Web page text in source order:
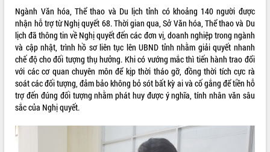
và tặng quà người dân xã Cư Pui
Hội nghị UBND tỉnh Đắk Lắk thường kỳ
tháng 7/2026
Lễ truy tặng danh hiệu “Bà Mẹ Việt
Nam Anh hùng” và trao Huân chương
Lao động
UBND tỉnh Đắk Lắk triển khai nhiệm
vụ 6 tháng cuối năm 2026
tỉnh khóa XI quyết nghị nhiều nội dung
ALBUM ẢNH
Ngành Văn hóa, Thể thao và Du lịch tỉnh có khoảng 140 người được
nhận hỗ trợ từ Nghị quyết 68. Thời gian qua, Sở Văn hóa, Thể thao và Du
lịch đã thông tin về Nghị quyết đến các đơn vị, doanh nghiệp trong ngành
và cập nhật, trình hồ sơ liên tục lên UBND tỉnh nhằm giải quyết nhanh
chế độ cho đối tượng thụ hưởng. Khi có vướng mắc thì tiến hành trao đổi
với các cơ quan chuyên môn để kịp thời tháo gỡ, đồng thời tích cực rà
soát các đối tượng, đảm bảo không bỏ sót bất kỳ ai và cố gắng để tiền hỗ
trợ đến đúng đối tượng nhằm phát huy được ý nghĩa, tính nhân văn sâu
sắc của Nghị quyết.